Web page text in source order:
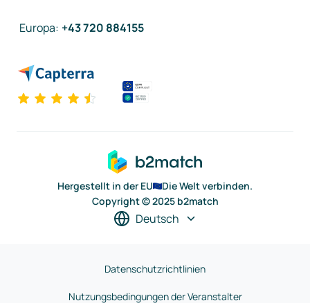
Europa: +43 720 884155
Hergestellt in der EU
Die Welt verbinden.
Copyright © 2025 b2match
Deutsch
Datenschutzrichtlinien
Nutzungsbedingungen der Veranstalter